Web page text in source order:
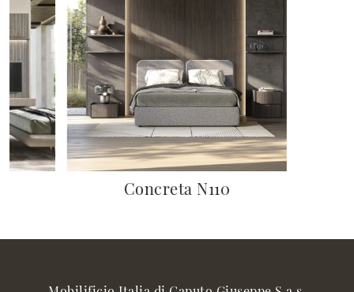
Concreta N110